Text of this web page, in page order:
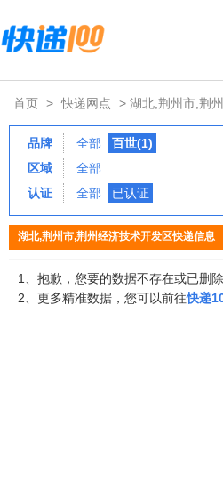
首页 > 快递网点 > 湖北,荆州市,荆
品牌 全部
百世(1)
区域
全部
认证
全部 已认证
湖北,荆州市,荆州经济技术开发区快递信息
1、抱歉，您要的数据不存在或已删
2、更多精准数据，您可以前往快递